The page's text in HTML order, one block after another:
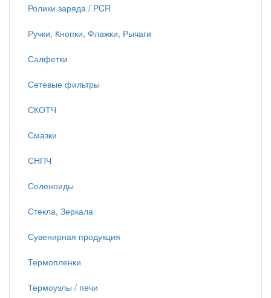
Ролики заряда / PCR
Ручки, Кнопки, Флажки, Рычаги
Салфетки
Сетевые фильтры
СКОТЧ
Смазки
СНПЧ
Соленоиды
Стекла, Зеркала
Сувенирная продукция
Термопленки
Термоузлы / печи